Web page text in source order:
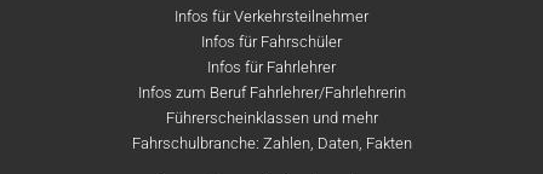
Infos für Verkehrsteilnehmer
Infos für Fahrschüler
Infos für Fahrlehrer
Infos zum Beruf Fahrlehrer/Fahrlehrerin
Führerscheinklassen und mehr
Fahrschulbranche: Zahlen, Daten, Fakten